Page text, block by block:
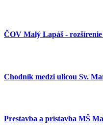
ČOV Malý Lapáš -
Chodník medzi ulicou Sv.
Prestavba a prístavba MŠ